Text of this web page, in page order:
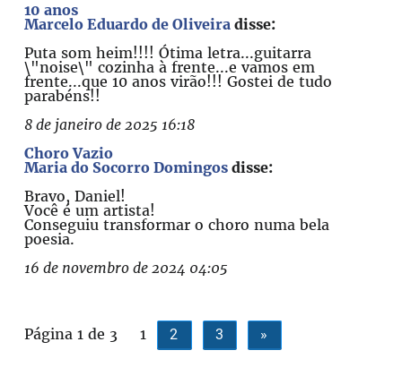
10 anos
Marcelo Eduardo de Oliveira disse:
Puta som heim!!!! Ótima letra...guitarra
\"noise\" cozinha à frente...e vamos em
frente...que 10 anos virão!!! Gostei de tudo
parabéns!!
8 de janeiro de 2025 16:18
Choro Vazio
Maria do Socorro Domingos disse:
Bravo, Daniel!
Você é um artista!
Conseguiu transformar o choro numa bela
poesia.
16 de novembro de 2024 04:05
Página 1 de 3 1 2 3 »